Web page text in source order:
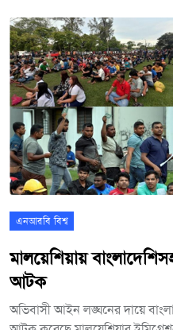
পারলে সন্তানকে হত্যা করা হবে বলেও হুমকি
বরাত দিয়ে কমিশনার আরও জানান, অপহরণকারীরা ভূক্তভোগীদের
পরিচিত বলেও ধারণা করা হচ্ছে।
কোডের ৩৬৫ ধারা অনুযায়ী
এনআরবি বিশ্ব
মালয়েশিয়ায়
আটক
অভিবাসী আইন লঙ্ঘনের দায়ে